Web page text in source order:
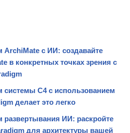
ArchiMate с ИИ: создавайте
в конкретных точках зрения с
системы C4 с использованием
делает это легко
развертывания ИИ: раскройте
для архитектуры вашей